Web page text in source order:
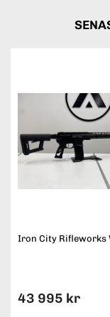
Iron City Rifleworks
43 995 kr